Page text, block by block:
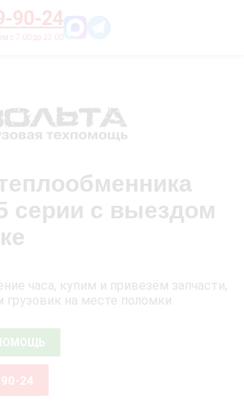
90-24
УСЛУГИ
Цены
серии с выездом
часа, купим и привезём запчасти,
грузовик на месте поломки
24